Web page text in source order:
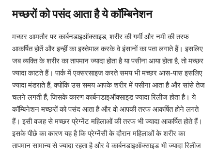
मच्छरों को पसंद आता है ये कॉम्बिनेशन
मच्छर आमतौर पर कार्बनडाइऑक्साइड, शरीर की गर्मी और नमी की तरफ
आकर्षित होतें और इन्हीं का इस्तेमाल करके वे इंसानों का पता लगाते हैं। इसलिए
जब व्यक्ति के शरीर का तापमान ज्यादा होता है या पसीना आया होता है, तो मच्छर
ज्यादा काटते हैं। पार्क में एक्सरसाइज करते समय भी मच्छर आस-पास इसलिए
ज्यादा मंडराते हैं, क्योंकि उस समय आपके शरीर में पसीना आता है और सांसे तेज
चलने लगती हैं, जिसके कारण कार्बनडाइऑक्साइड ज्यादा रिलीज होता है। ये
कॉम्बिनेशन मच्छरों को पसंद आता है और वो आपकी तरफ आकर्षित होने लगते
हैं। इसी वजह से मच्छर प्रेग्नेंट महिलाओं की तरफ भी ज्यादा आकर्षित होते हैं।
इसके पीछे का कारण यह है कि प्रेग्नेंसी के दौरान महिलाओं के शरीर का
तापमान सामान्य से ज्यादा रहता है और वे कार्बनडाइऑक्साइड भी ज्यादा रिलीज